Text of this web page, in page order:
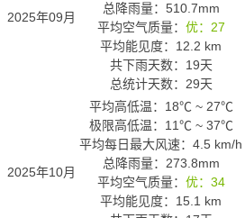
2025年09月
总降雨量：510.7mm
平均空气质量： 优：27
平均能见度：12.2 km
共下雨天数：19天
总统计天数：29天
2025年10月
平均高低温： 18℃ ~ 27℃
极限高低温： 11℃ ~ 37℃
平均每日最大风速：4.5 km/h
总降雨量：273.8mm
平均空气质量： 优：34
平均能见度：15.1 km